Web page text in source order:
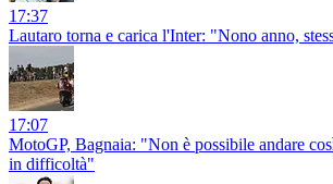
17:37
Lautaro torna e carica l'Inter: "Nono anno,
17:07
MotoGP, Bagnaia: "Non è possibile andare
in difficoltà"